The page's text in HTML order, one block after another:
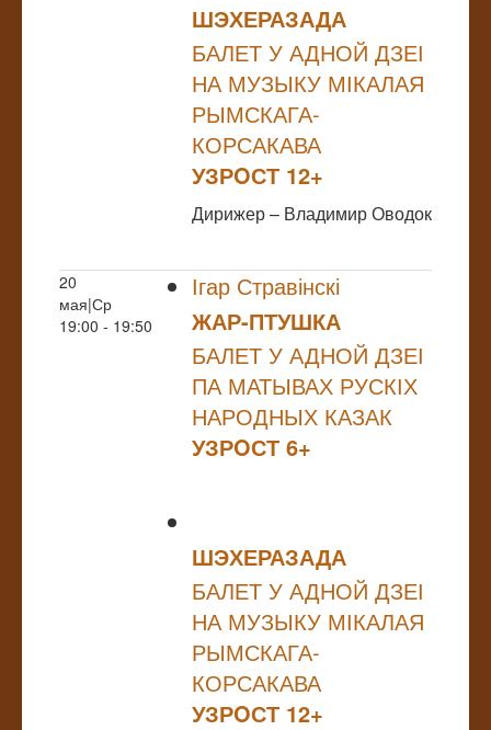
ШЭХЕРАЗАДА
БАЛЕТ У АДНОЙ ДЗЕІ
НА МУЗЫКУ МІКАЛАЯ
РЫМСКАГА-
КОРСАКАВА
УЗРOСТ 12+
Дирижер – Владимир Оводок
20
мая|Ср
19:00 - 19:50
Ігар Стравінскі
ЖАР-ПТУШКА
БАЛЕТ У АДНОЙ ДЗЕІ
ПА МАТЫВАХ РУСКІХ
НАРОДНЫХ КАЗАК
УЗРOСТ 6+
ШЭХЕРАЗАДА
БАЛЕТ У АДНОЙ ДЗЕІ
НА МУЗЫКУ МІКАЛАЯ
РЫМСКАГА-
КОРСАКАВА
УЗРOСТ 12+